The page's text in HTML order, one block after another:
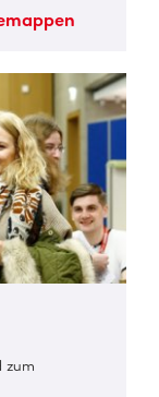
zum